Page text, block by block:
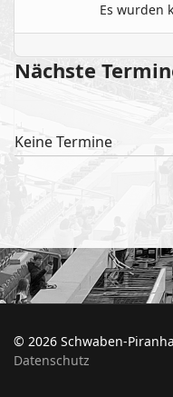
Es wurden
Nächste
Keine Termine
© 2026 Schwaben-
Datenschutz